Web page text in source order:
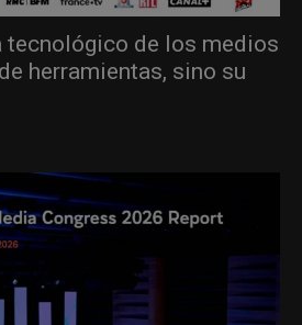
tecnológico de los medios
herramientas, sino su